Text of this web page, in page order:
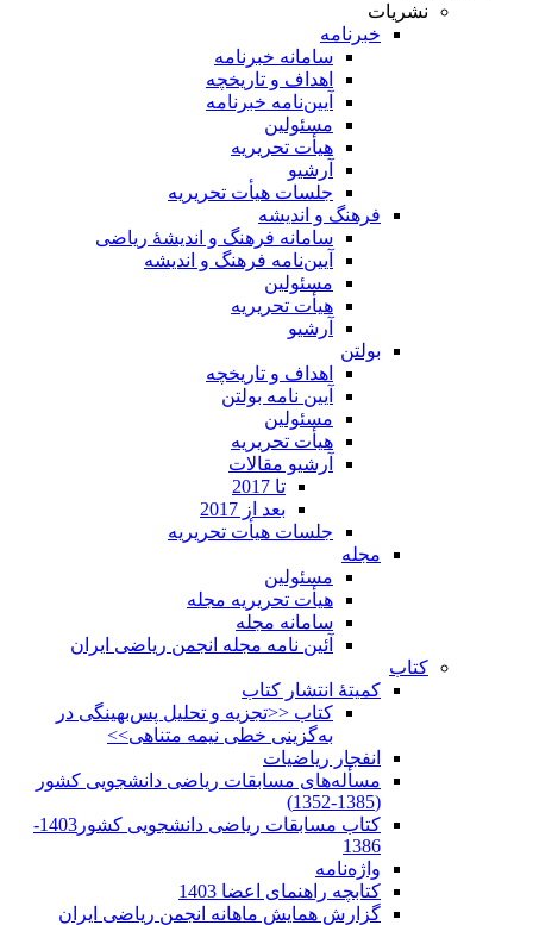
نشریات
خبرنامه
سامانه خبرنامه
اهداف و تاریخچه
آیین‌نامه خبرنامه
مسئولین
هیأت تحریریه
آرشیو
جلسات هیأت تحریریه
فرهنگ و اندیشه
سامانه فرهنگ و اندیشۀ ریاضی
آیین‌نامه فرهنگ و اندیشه
مسئولین
هیأت تحریریه
آرشیو
بولتن
اهداف و تاریخچه
آیین نامه بولتن
مسئولین
هیأت تحریریه
آرشیو مقالات
تا 2017
بعد از 2017
جلسات هیأت تحریریه
مجله
مسئولین
هیأت تحریریه مجله
سامانه مجله
آئین نامه مجله انجمن ریاضی ایران
کتاب
کمیتۀ انتشار کتاب
کتاب <<تجزیه و تحلیل پس‌بهینگی در
به‌گزینی خطی نیمه متناهی>>
انفجار ریاضیات
مسأله‌های مسابقات ریاضی دانشجویی کشور
(1385-1352)
کتاب مسابقات ریاضی دانشجویی کشور1403-
1386
واژه‌نامه
کتابچه راهنمای اعضا 1403
گزارش همایش ماهانه انجمن ریاضی ایران